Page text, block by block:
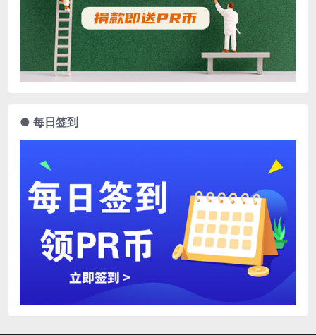
● 每日签到